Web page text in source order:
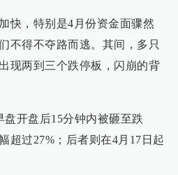
快，特别是4月份资金面骤然
不得不夺路而逃。其间，多只
现两到三个跌停板，闪崩的背
开盘后15分钟内被砸至跌
超过27%；后者则在4月17日起